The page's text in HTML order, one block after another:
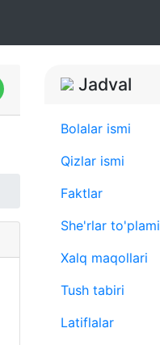
Jadval
Bolalar ismi
Qizlar ismi
Faktlar
She'rlar to'plami
Xalq maqollari
Tush tabiri
Latiflalar